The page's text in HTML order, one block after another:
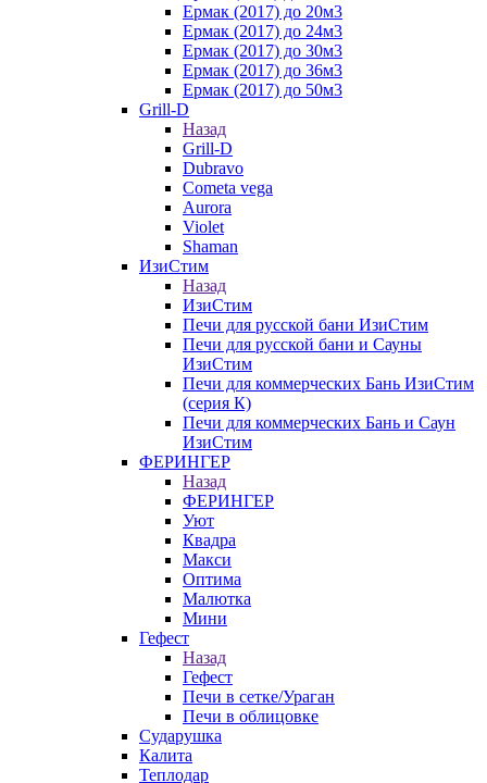
Ермак (2017) до 20м3
Ермак (2017) до 24м3
Ермак (2017) до 30м3
Ермак (2017) до 36м3
Ермак (2017) до 50м3
Grill-D
Назад
Grill-D
Dubravo
Cometa vega
Aurora
Violet
Shaman
ИзиСтим
Назад
ИзиСтим
Печи для русской бани ИзиСтим
Печи для русской бани и Сауны
ИзиСтим
Печи для коммерческих Бань ИзиСтим
(серия К)
Печи для коммерческих Бань и Саун
ИзиСтим
ФЕРИНГЕР
Назад
ФЕРИНГЕР
Уют
Квадра
Макси
Оптима
Малютка
Мини
Гефест
Назад
Гефест
Печи в сетке/Ураган
Печи в облицовке
Сударушка
Калита
Теплодар